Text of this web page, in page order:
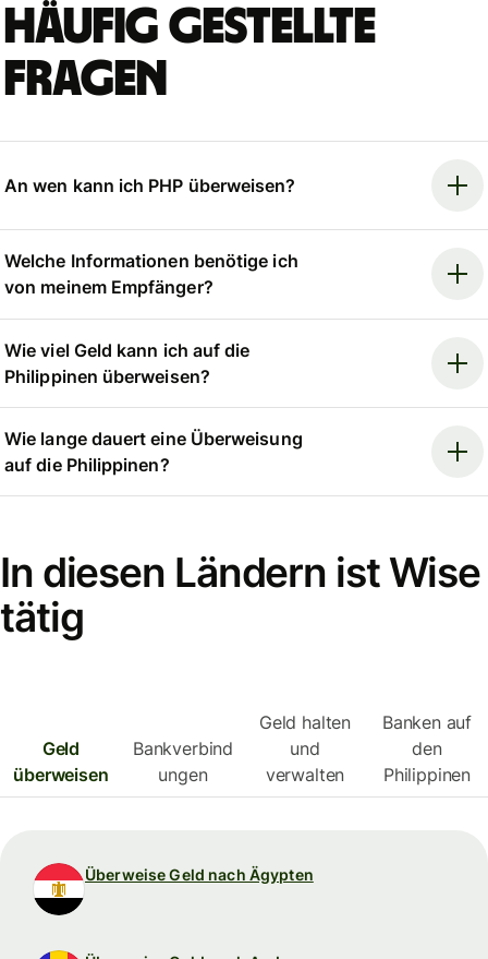
Häufig gestellte
Fragen
An wen kann ich PHP überweisen?
Welche Informationen benötige ich
von meinem Empfänger?
Wie viel Geld kann ich auf die
Philippinen überweisen?
Wie lange dauert eine Überweisung
auf die Philippinen?
In diesen Ländern ist Wise
tätig
Geld
überweisen
Bankverbind
ungen
Geld halten
und
verwalten
Banken auf
den
Philippinen
Überweise Geld nach Ägypten